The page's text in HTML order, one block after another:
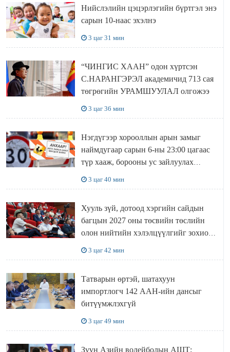
Нийслэлийн цэцэрлэгийн бүртгэл энэ
сарын 10-наас эхэлнэ
3 цаг 31 мин
“ЧИНГИС ХААН” одон хүртсэн
С.НАРАНГЭРЭЛ академичид 713 сая
төгрөгийн УРАМШУУЛАЛ олгожээ
3 цаг 36 мин
Нэгдүгээр хорооллын арын замыг
наймдугаар сарын 6-ны 23:00 цагаас
түр хааж, борооны ус зайлуулах
3 цаг 40 мин
Хууль зүй, дотоод хэргийн сайдын
багцын 2027 оны төсвийн төслийн
олон нийтийн хэлэлцүүлгийг зохион
3 цаг 42 мин
Татварын өртэй, шатахуун
импортлогч 142 ААН-ийн дансыг
битүүмжлэхгүй
3 цаг 49 мин
Зүүн Азийн волейболын АШТ: